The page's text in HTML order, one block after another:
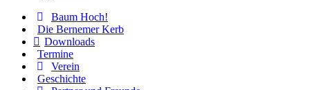
Baum Hoch!
Die Bernemer Kerb
Downloads
Termine
Verein
Geschichte